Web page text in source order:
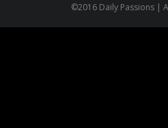
©2016 Daily Passions |